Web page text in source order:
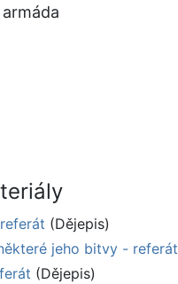
(Dějepis)
jeho bitvy - referát
(Dějepis)